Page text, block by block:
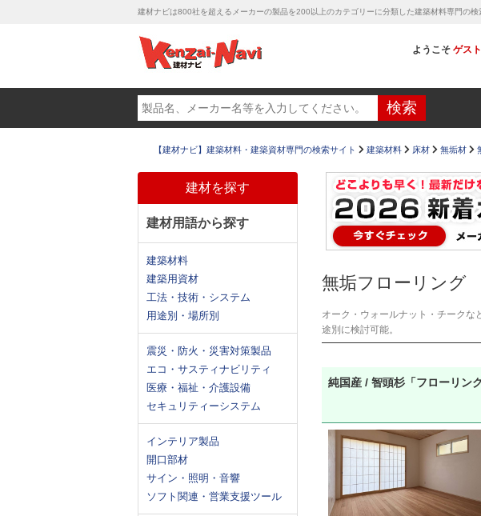
建材ナビは800社を超えるメーカーの製品を200以上のカテゴリーに分類した建築材料専門の検
ようこそ ゲスト
【建材ナビ】建築材料・建築資材専門の検索サイト 建築材料 床材 無垢材
建材を探す
建材用語から探す
建築材料
建築用資材
工法・技術・システム
用途別・場所別
震災・防火・災害対策製品
エコ・サスティナビリティ
医療・福祉・介護設備
セキュリティーシステム
インテリア製品
開口部材
サイン・照明・音響
ソフト関連・営業支援ツール
無垢フローリング
オーク・ウォールナット・チークな
途別に検討可能。
純国産 / 智頭杉「フローリング